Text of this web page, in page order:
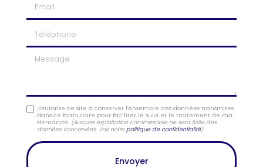
Téléphone
Message
J'autorise ce site à conserver l'ensemble des données transmises
dans ce formulaire pour faciliter le suivi et le traitement de ma
demande. (Aucune exploitation commerciale ne sera faite des
données concervées. Voir notrepolitique de confidentialité)